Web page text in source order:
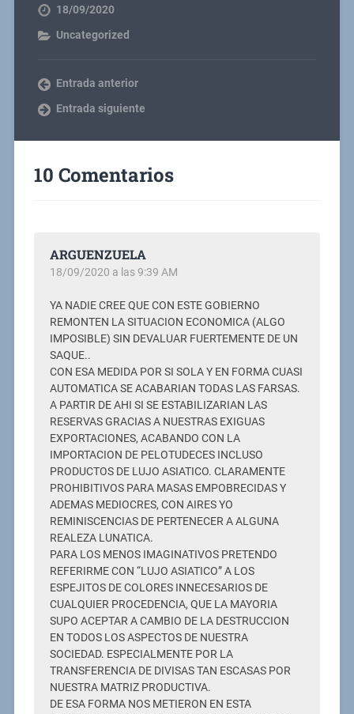
18/09/2020
Uncategorized
Entrada anterior
Entrada siguiente
10 Comentarios
ARGUENZUELA
18/09/2020 a las 9:39 AM
YA NADIE CREE QUE CON ESTE GOBIERNO
REMONTEN LA SITUACION ECONOMICA (ALGO
IMPOSIBLE) SIN DEVALUAR FUERTEMENTE DE UN
SAQUE..
CON ESA MEDIDA POR SI SOLA Y EN FORMA CUASI
AUTOMATICA SE ACABARIAN TODAS LAS FARSAS.
A PARTIR DE AHI SI SE ESTABILIZARIAN LAS
RESERVAS GRACIAS A NUESTRAS EXIGUAS
EXPORTACIONES, ACABANDO CON LA
IMPORTACION DE PELOTUDECES INCLUSO
PRODUCTOS DE LUJO ASIATICO. CLARAMENTE
PROHIBITIVOS PARA MASAS EMPOBRECIDAS Y
ADEMAS MEDIOCRES, CON AIRES YO
REMINISCENCIAS DE PERTENECER A ALGUNA
REALEZA LUNATICA.
PARA LOS MENOS IMAGINATIVOS PRETENDO
REFERIRME CON “LUJO ASIATICO” A LOS
ESPEJITOS DE COLORES INNECESARIOS DE
CUALQUIER PROCEDENCIA, QUE LA MAYORIA
SUPO ACEPTAR A CAMBIO DE LA DESTRUCCION
EN TODOS LOS ASPECTOS DE NUESTRA
SOCIEDAD. ESPECIALMENTE POR LA
TRANSFERENCIA DE DIVISAS TAN ESCASAS POR
NUESTRA MATRIZ PRODUCTIVA.
DE ESA FORMA NOS METIERON EN ESTA